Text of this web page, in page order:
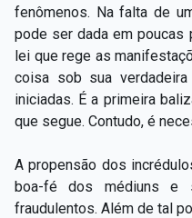
fenômenos. Na falta de
pode ser dada em poucas
lei que rege as
coisa sob sua
iniciadas. É a primeira
que segue. Contudo, é
A propensão dos
boa-fé dos médiuns e
fraudulentos. Além de tal